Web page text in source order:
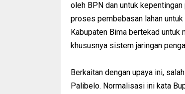
oleh BPN dan untuk
proses pembebasan lahan
Kabupaten Bima bertekad untuk
khususnya sistem jaringan
Berkaitan dengan upaya ini,
Palibelo. Normalisasi ini kata